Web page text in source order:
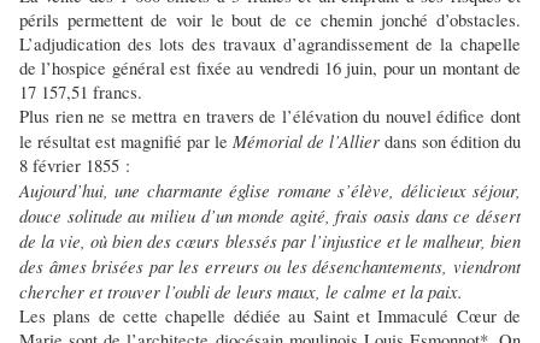
périls permettent de voir le bout de ce chemin jonché d’obstacles.
L’adjudication des lots des travaux d’agrandissement de la chapelle
de l’hospice général est fixée au vendredi 16 juin, pour un montant de
17 157,51 francs.
Plus rien ne se mettra en travers de l’élévation du nouvel édifice dont
le résultat est magnifié par le Mémorial de l’Allier dans son édition du
8 février 1855 :
Aujourd’hui, une charmante église romane s’élève, délicieux séjour,
douce solitude au milieu d’un monde agité, frais oasis dans ce désert
de la vie, où bien des cœurs blessés par l’injustice et le malheur, bien
des âmes brisées par les erreurs ou les désenchantements, viendront
chercher et trouver l’oubli de leurs maux, le calme et la paix.
Les plans de cette chapelle dédiée au Saint et Immaculé Cœur de